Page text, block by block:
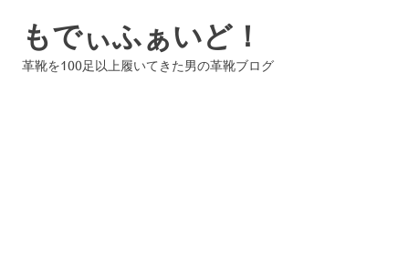
もでぃふぁいど！
革靴を100足以上履いてきた男の革靴ブログ